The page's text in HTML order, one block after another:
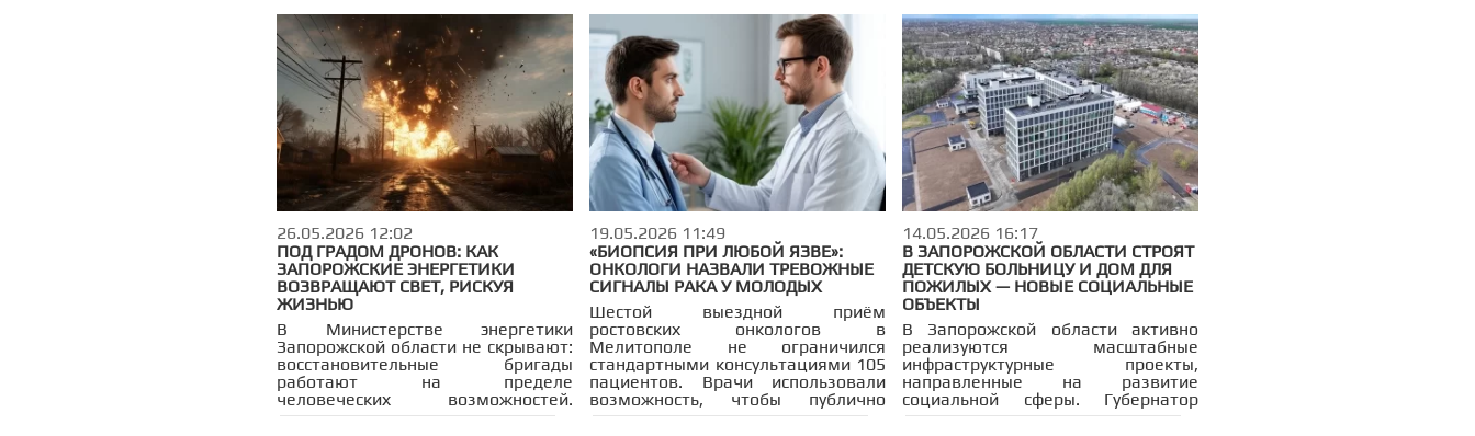
Олег Мурачев.
Скадовска. Документ планируют
подготовить до конца 2026 года.
Ключевой точкой роста станет
Приморск в Запорожской области.
26.05.2026 12:02
ПОД ГРАДОМ ДРОНОВ: КАК
ЗАПОРОЖСКИЕ ЭНЕРГЕТИКИ
ВОЗВРАЩАЮТ СВЕТ, РИСКУЯ
ЖИЗНЬЮ
В Министерстве энергетики
Запорожской области не скрывают:
восстановительные бригады
работают на пределе
человеческих возможностей.
«Специалисты трудятся
19.05.2026 11:49
«БИОПСИЯ ПРИ ЛЮБОЙ ЯЗВЕ»:
ОНКОЛОГИ НАЗВАЛИ ТРЕВОЖНЫЕ
СИГНАЛЫ РАКА У МОЛОДЫХ
Шестой выездной приём
ростовских онкологов в
Мелитополе не ограничился
стандартными консультациями 105
пациентов. Врачи использовали
возможность, чтобы публично
озвучить несколько тревожных
14.05.2026 16:17
В ЗАПОРОЖСКОЙ ОБЛАСТИ СТРОЯТ
ДЕТСКУЮ БОЛЬНИЦУ И ДОМ ДЛЯ
ПОЖИЛЫХ — НОВЫЕ СОЦИАЛЬНЫЕ
ОБЪЕКТЫ
В Запорожской области активно
реализуются масштабные
инфраструктурные проекты,
направленные на развитие
социальной сферы. Губернатор
региона Евгений Балицкий